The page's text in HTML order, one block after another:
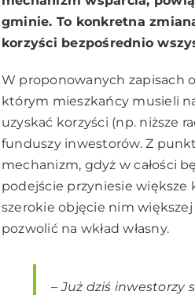
gminie. To konkretna
korzyści bezpośrednio
W proponowanych zapisach
którym mieszkańcy musieli
uzyskać korzyści (np. niższe
funduszy inwestorów. Z
mechanizm, gdyż w całości
podejście przyniesie większe
szerokie objęcie nim
pozwolić na wkład własny.
– Już dziś inwestorzy